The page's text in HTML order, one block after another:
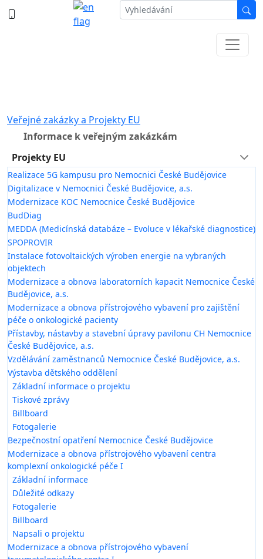
Veřejné zakázky a Projekty EU
Informace k veřejným zakázkám
Projekty EU
Realizace 5G kampusu pro Nemocnici České Budějovice
Digitalizace v Nemocnici České Budějovice, a.s.
Modernizace KOC Nemocnice České Budějovice
BudDiag
MEDDA (Medicínská databáze – Evoluce v lékařské diagnostice)
SPOPROVIR
Instalace fotovoltaických výroben energie na vybraných
objektech
Modernizace a obnova laboratorních kapacit Nemocnice České
Budějovice, a.s.
Modernizace a obnova přístrojového vybavení pro zajištění
péče o onkologické pacienty
Přístavby, nástavby a stavební úpravy pavilonu CH Nemocnice
České Budějovice, a.s.
Vzdělávání zaměstnanců Nemocnice České Budějovice, a.s.
Výstavba dětského oddělení
Základní informace o projektu
Tiskové zprávy
Billboard
Fotogalerie
Bezpečnostní opatření Nemocnice České Budějovice
Modernizace a obnova přístrojového vybavení centra
komplexní onkologické péče I
Základní informace
Důležité odkazy
Fotogalerie
Billboard
Napsali o projektu
Modernizace a obnova přístrojového vybavení